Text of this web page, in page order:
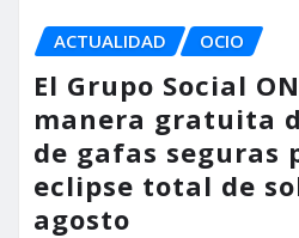
ACTUALIDAD OCIO
El Grupo Social
manera gratuita
de gafas seguras
eclipse total de
agosto